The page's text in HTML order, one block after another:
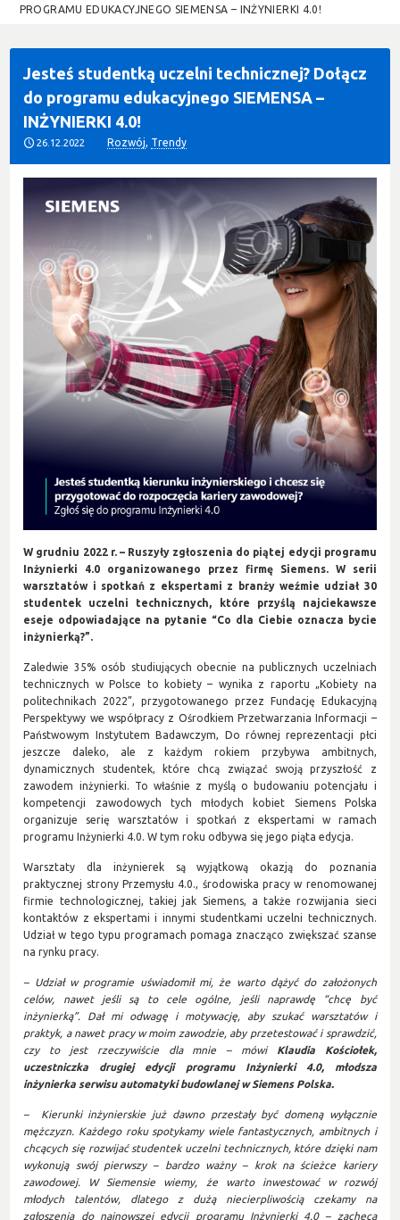
PROGRAMU EDUKACYJNEGO SIEMENSA – INŻYNIERKI 4.0!
Jesteś studentką uczelni technicznej? Dołącz
do programu edukacyjnego SIEMENSA –
INŻYNIERKI 4.0!
26.12.2022 Rozwój, Trendy
W grudniu 2022 r. – Ruszyły zgłoszenia do piątej edycji programu
Inżynierki 4.0 organizowanego przez firmę Siemens. W serii
warsztatów i spotkań z ekspertami z branży weźmie udział 30
studentek uczelni technicznych, które przyślą najciekawsze
eseje odpowiadające na pytanie “Co dla Ciebie oznacza bycie
inżynierką?”.
Zaledwie 35% osób studiujących obecnie na publicznych uczelniach
technicznych w Polsce to kobiety – wynika z raportu „Kobiety na
politechnikach 2022”, przygotowanego przez Fundację Edukacyjną
Perspektywy we współpracy z Ośrodkiem Przetwarzania Informacji –
Państwowym Instytutem Badawczym, Do równej reprezentacji płci
jeszcze daleko, ale z każdym rokiem przybywa ambitnych,
dynamicznych studentek, które chcą związać swoją przyszłość z
zawodem inżynierki. To właśnie z myślą o budowaniu potencjału i
kompetencji zawodowych tych młodych kobiet Siemens Polska
organizuje serię warsztatów i spotkań z ekspertami w ramach
programu Inżynierki 4.0. W tym roku odbywa się jego piąta edycja.
Warsztaty dla inżynierek są wyjątkową okazją do poznania
praktycznej strony Przemysłu 4.0., środowiska pracy w renomowanej
firmie technologicznej, takiej jak Siemens, a także rozwijania sieci
kontaktów z ekspertami i innymi studentkami uczelni technicznych.
Udział w tego typu programach pomaga znacząco zwiększać szanse
na rynku pracy.
– Udział w programie uświadomił mi, że warto dążyć do założonych
celów, nawet jeśli są to cele ogólne, jeśli naprawdę “chcę być
inżynierką”. Dał mi odwagę i motywację, aby szukać warsztatów i
praktyk, a nawet pracy w moim zawodzie, aby przetestować i sprawdzić,
czy to jest rzeczywiście dla mnie – mówiKlaudia Kościołek,
uczestniczka drugiej edycji programu Inżynierki 4.0, młodsza
inżynierka serwisu automatyki budowlanej w Siemens Polska.
– Kierunki inżynierskie już dawno przestały być domeną wyłącznie
mężczyzn. Każdego roku spotykamy wiele fantastycznych, ambitnych i
chcących się rozwijać studentek uczelni technicznych, które dzięki nam
wykonują swój pierwszy – bardzo ważny – krok na ścieżce kariery
zawodowej. W Siemensie wiemy, że warto inwestować w rozwój
młodych talentów, dlatego z dużą niecierpliwością czekamy na
zgłoszenia do najnowszej edycji programu Inżynierki 4.0 – zachęca